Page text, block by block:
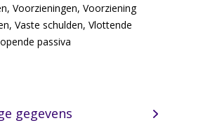
Voorzieningen, Voorziening
Vaste schulden, Vlottende
passiva
gegevens